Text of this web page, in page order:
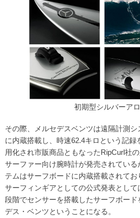
初期型シルバーア
その際、メルセデスベンツは遠隔計測シ
に内蔵搭載し、時速62.4キロという記録
用化され市販商品ともなったRipCurl社
サーファー向け腕時計が発売されている
テムはサーフボードに内蔵搭載されてお
サーフィンギアとしての公式発表とし
段階でセンサーを搭載したサーフボー
デス・ベンツということになる。